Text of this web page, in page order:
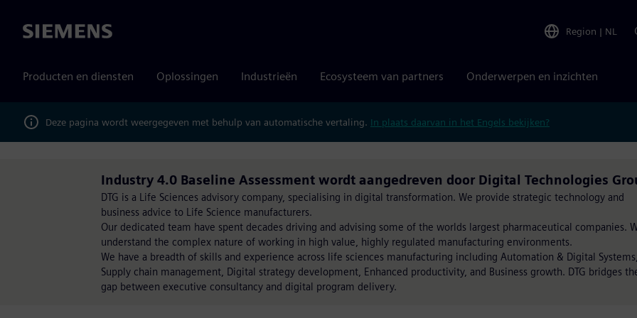
Siemens Region | NL
Producten en diensten Oplossingen Industrieën Ecosysteem van partners Onderwerpen en inzichten
Deze pagina wordt weergegeven met behulp van automatische vertaling. In plaats daarvan in het Engels bekijken?
Industry 4.0 Baseline Assessment wordt aangedreven door Digital Technologies
DTG is a Life Sciences advisory company, specialising in digital transformation. We provide strategic technology and
business advice to Life Science manufacturers.
Our dedicated team have spent decades driving and advising some of the worlds largest pharmaceutical companies.
understand the complex nature of working in high value, highly regulated manufacturing environments.
We have a breadth of skills and experience across life sciences manufacturing including Automation & Digital Systems,
Supply chain management, Digital strategy development, Enhanced productivity, and Business growth. DTG bridges
gap between executive consultancy and digital program delivery.